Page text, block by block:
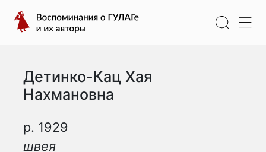
содержимому
Воспоминания
о
ГУЛАГе
авторы
Детинко-Кац Хая
Нахмановна
р. 1929
швея